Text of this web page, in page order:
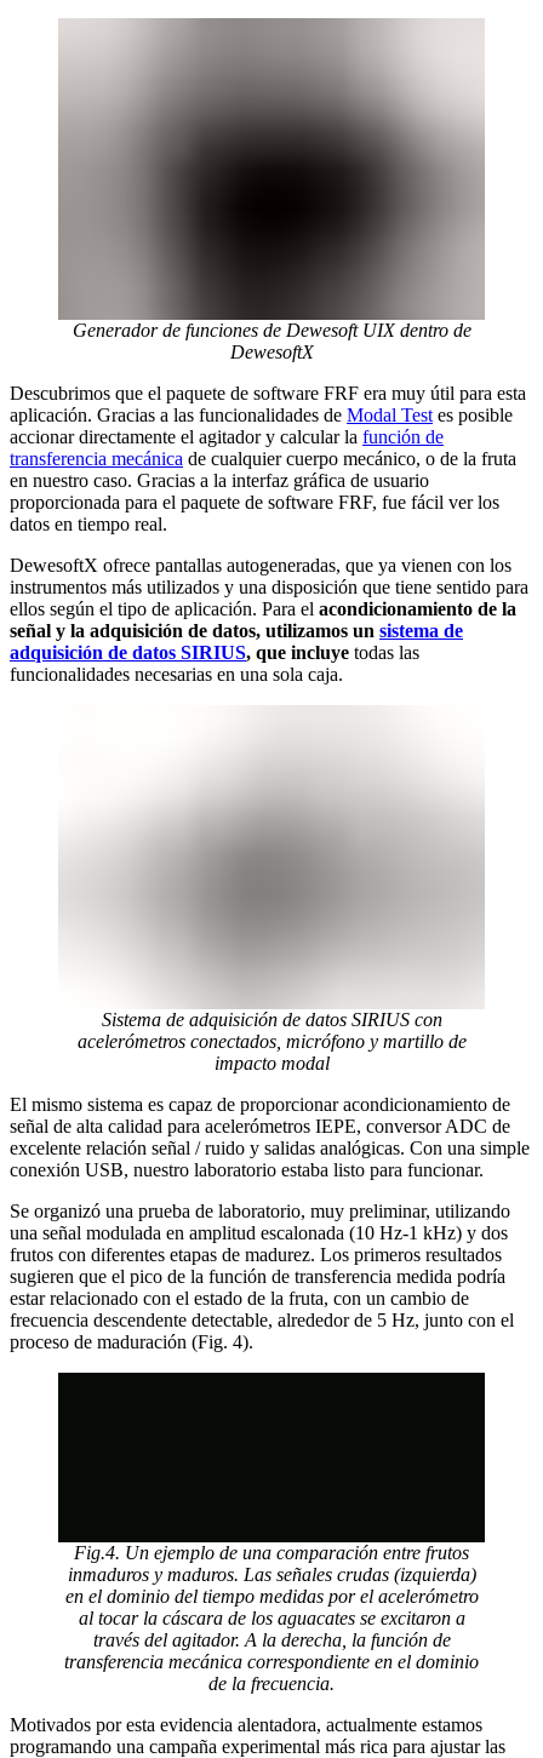
Generador de funciones de Dewesoft UIX dentro de
DewesoftX
Descubrimos que el paquete de software FRF era muy útil para esta
aplicación. Gracias a las funcionalidades de Modal Test es posible
accionar directamente el agitador y calcular la función de
transferencia mecánica de cualquier cuerpo mecánico, o de la fruta
en nuestro caso. Gracias a la interfaz gráfica de usuario
proporcionada para el paquete de software FRF, fue fácil ver los
datos en tiempo real.
DewesoftX ofrece pantallas autogeneradas, que ya vienen con los
instrumentos más utilizados y una disposición que tiene sentido para
ellos según el tipo de aplicación. Para el acondicionamiento de la
señal y la adquisición de datos, utilizamos un sistema de
adquisición de datos SIRIUS, que incluye todas las
funcionalidades necesarias en una sola caja.
Sistema de adquisición de datos SIRIUS con
acelerómetros conectados, micrófono y martillo de
impacto modal
El mismo sistema es capaz de proporcionar acondicionamiento de
señal de alta calidad para acelerómetros IEPE, conversor ADC de
excelente relación señal / ruido y salidas analógicas. Con una simple
conexión USB, nuestro laboratorio estaba listo para funcionar.
Se organizó una prueba de laboratorio, muy preliminar, utilizando
una señal modulada en amplitud escalonada (10 Hz-1 kHz) y dos
frutos con diferentes etapas de madurez. Los primeros resultados
sugieren que el pico de la función de transferencia medida podría
estar relacionado con el estado de la fruta, con un cambio de
frecuencia descendente detectable, alrededor de 5 Hz, junto con el
proceso de maduración (Fig. 4).
Fig.4. Un ejemplo de una comparación entre frutos
inmaduros y maduros. Las señales crudas (izquierda)
en el dominio del tiempo medidas por el acelerómetro
al tocar la cáscara de los aguacates se excitaron a
través del agitador. A la derecha, la función de
transferencia mecánica correspondiente en el dominio
de la frecuencia.
Motivados por esta evidencia alentadora, actualmente estamos
programando una campaña experimental más rica para ajustar las